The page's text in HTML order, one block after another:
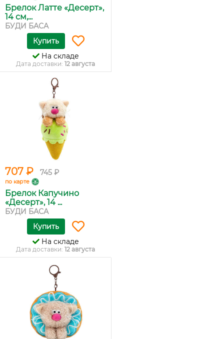
Брелок Латте «Десерт»,
14 см,...
БУДИ БАСА
Купить
На складе
Дата доставки: 12 августа
707 ₽ 745 ₽
по карте
Брелок Капучино
«Десерт», 14 ...
БУДИ БАСА
Купить
На складе
Дата доставки: 12 августа